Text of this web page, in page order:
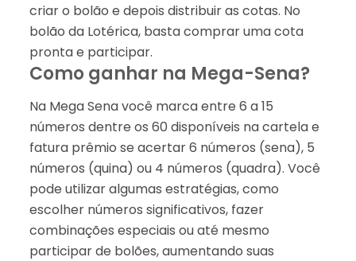
criar o bolão e depois distribuir as cotas. No
bolão da Lotérica, basta comprar uma cota
pronta e participar.
Como ganhar na Mega-Sena?
Na Mega Sena você marca entre 6 a 15
números dentre os 60 disponíveis na cartela e
fatura prêmio se acertar 6 números (sena), 5
números (quina) ou 4 números (quadra). Você
pode utilizar algumas estratégias, como
escolher números significativos, fazer
combinações especiais ou até mesmo
participar de bolões, aumentando suas